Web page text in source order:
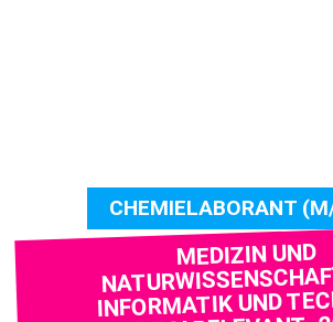
CHEMIELABORANT
MEDIZIN UND
INFORMATIK UND